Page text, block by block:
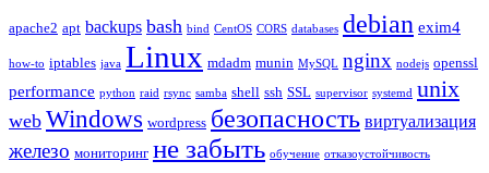
apache2 apt backups bash bind CentOS CORS databases debian exim4
how-to iptables java Linux mdadm munin MySQL nginx nodejs openssl
performance python raid rsync samba shell ssh SSL supervisor systemd unix
web Windows wordpress безопасность виртуализация
железо мониторинг не забыть обучение отказоустойчивость